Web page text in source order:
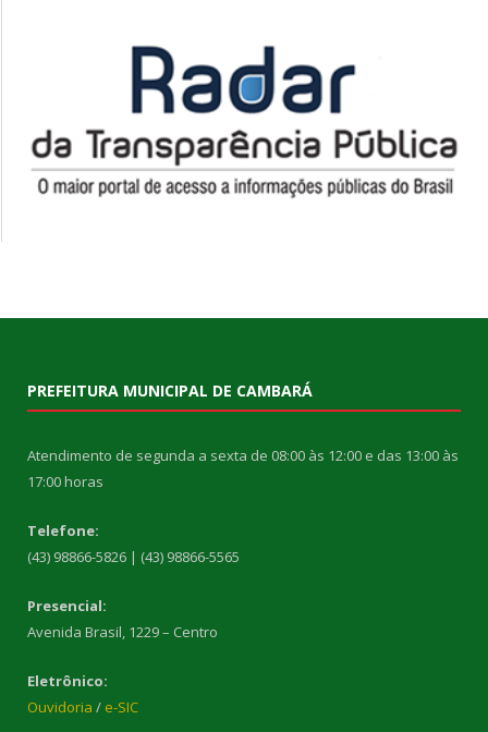
PREFEITURA MUNICIPAL DE CAMBARÁ
Atendimento de segunda a sexta de 08:00 às 12:00 e das 13:00 às
17:00 horas
Telefone:
(43) 98866-5826 | (43) 98866-5565
Presencial:
Avenida Brasil, 1229 – Centro
Eletrônico:
Ouvidoria / e-SIC